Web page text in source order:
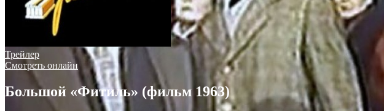
Трейлер
Смотреть онлайн
Большой «Фитиль» (фильм 1963)